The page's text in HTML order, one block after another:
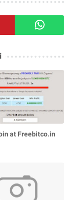
at Freebitco.in